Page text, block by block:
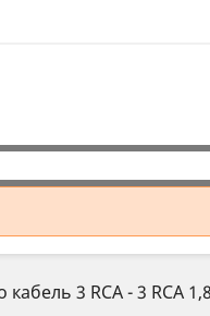
кабель 3 RCA - 3 RCA